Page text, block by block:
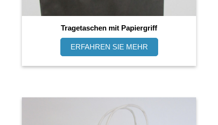
Tragetaschen mit Papiergriff
ERFAHREN SIE MEHR